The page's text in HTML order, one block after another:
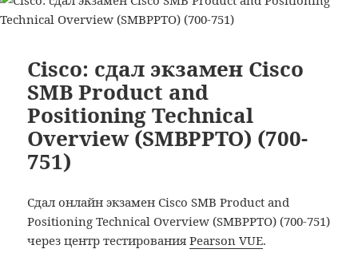
Professional
(VMSP)
Cisco: сдал экзамен Cisco
SMB Product and
Positioning Technical
Overview (SMBPPTO) (700-
751)
Сдал онлайн экзамен Cisco SMB Product and
Positioning Technical Overview (SMBPPTO) (700-751)
через центр тестированияPearson VUE.